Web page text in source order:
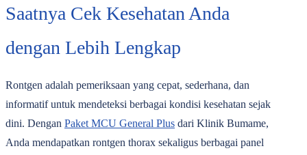
Saatnya Cek Kesehatan Anda
dengan Lebih Lengkap
Rontgen adalah pemeriksaan yang cepat, sederhana, dan
informatif untuk mendeteksi berbagai kondisi kesehatan sejak
dini. Dengan Paket MCU General Plus dari Klinik Bumame,
Anda mendapatkan rontgen thorax sekaligus berbagai panel